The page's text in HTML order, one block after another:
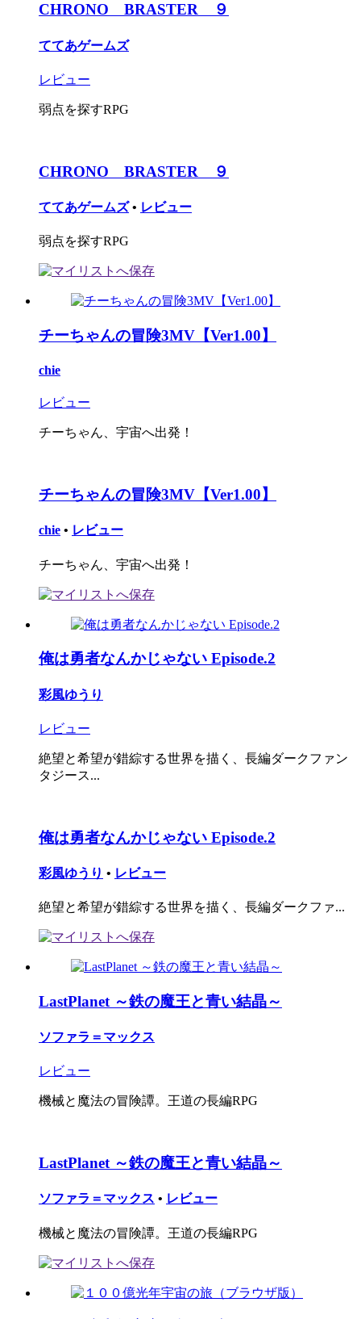
CHRONO BRASTER ９
ててあゲームズ
レビュー
弱点を探すRPG
CHRONO BRASTER ９
ててあゲームズ • レビュー
弱点を探すRPG
チーちゃんの冒険3MV【Ver1.00】
chie
レビュー
チーちゃん、宇宙へ出発！
チーちゃんの冒険3MV【Ver1.00】
chie • レビュー
チーちゃん、宇宙へ出発！
俺は勇者なんかじゃない Episode.2
彩風ゆうり
レビュー
絶望と希望が錯綜する世界を描く、長編ダークファン
タジース...
俺は勇者なんかじゃない Episode.2
彩風ゆうり • レビュー
絶望と希望が錯綜する世界を描く、長編ダークファ...
LastPlanet ～鉄の魔王と青い結晶～
ソファラ＝マックス
レビュー
機械と魔法の冒険譚。王道の長編RPG
LastPlanet ～鉄の魔王と青い結晶～
ソファラ＝マックス • レビュー
機械と魔法の冒険譚。王道の長編RPG